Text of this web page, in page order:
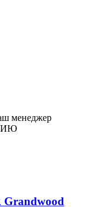
менеджер
Grandwood